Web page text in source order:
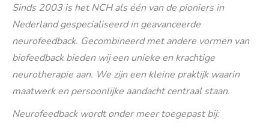
Sinds 2003 is het NCH als één van de pioniers in
Nederland gespecialiseerd in geavanceerde
neurofeedback. Gecombineerd met andere vormen van
biofeedback bieden wij een unieke en krachtige
neurotherapie aan. We zijn een kleine praktijk waarin
maatwerk en persoonlijke aandacht centraal staan.
Neurofeedback wordt onder meer toegepast bij: